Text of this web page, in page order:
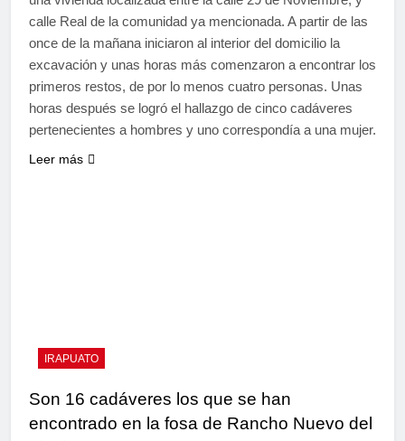
calle Real de la comunidad ya mencionada. A partir de las
once de la mañana iniciaron al interior del domicilio la
excavación y unas horas más comenzaron a encontrar los
primeros restos, de por lo menos cuatro personas. Unas
horas después se logró el hallazgo de cinco cadáveres
pertenecientes a hombres y uno correspondía a una mujer.
Leer más
IRAPUATO
Son 16 cadáveres los que se han
encontrado en la fosa de Rancho Nuevo del